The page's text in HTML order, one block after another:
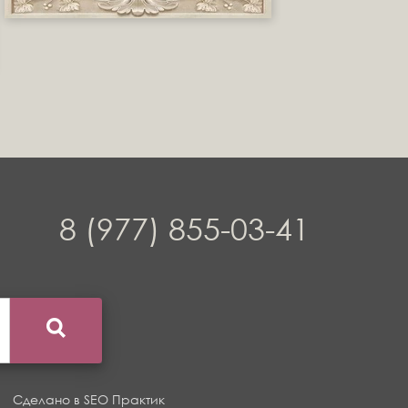
8 (977) 855-03-41
Сделано в SEO Практик